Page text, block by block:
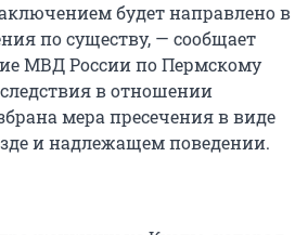
будет направлено в
по существу, — сообщает
МВД России по Пермскому
в отношении
мера пресечения в виде
и надлежащем поведении.